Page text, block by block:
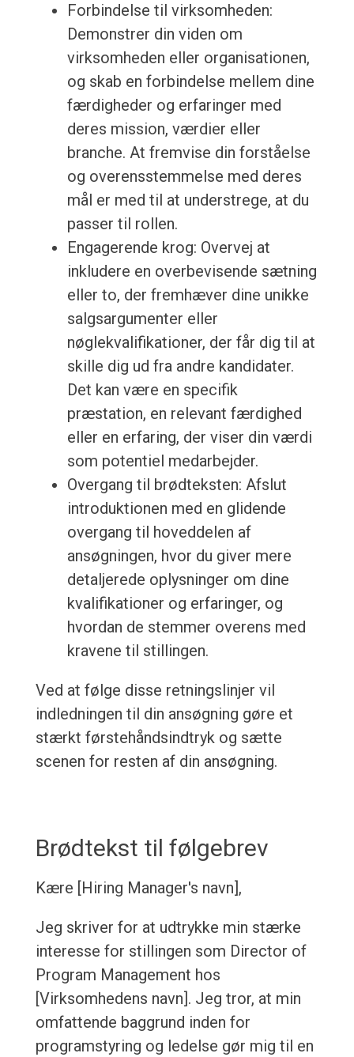
Forbindelse til virksomheden:
Demonstrer din viden om
virksomheden eller organisationen,
og skab en forbindelse mellem dine
færdigheder og erfaringer med
deres mission, værdier eller
branche. At fremvise din forståelse
og overensstemmelse med deres
mål er med til at understrege, at du
passer til rollen.
Engagerende krog: Overvej at
inkludere en overbevisende sætning
eller to, der fremhæver dine unikke
salgsargumenter eller
nøglekvalifikationer, der får dig til at
skille dig ud fra andre kandidater.
Det kan være en specifik
præstation, en relevant færdighed
eller en erfaring, der viser din værdi
som potentiel medarbejder.
Overgang til brødteksten: Afslut
introduktionen med en glidende
overgang til hoveddelen af
ansøgningen, hvor du giver mere
detaljerede oplysninger om dine
kvalifikationer og erfaringer, og
hvordan de stemmer overens med
kravene til stillingen.
Ved at følge disse retningslinjer vil
indledningen til din ansøgning gøre et
stærkt førstehåndsindtryk og sætte
scenen for resten af din ansøgning.
Brødtekst til følgebrev
Kære [Hiring Manager's navn],
Jeg skriver for at udtrykke min stærke
interesse for stillingen som Director of
Program Management hos
[Virksomhedens navn]. Jeg tror, at min
omfattende baggrund inden for
programstyring og ledelse gør mig til en